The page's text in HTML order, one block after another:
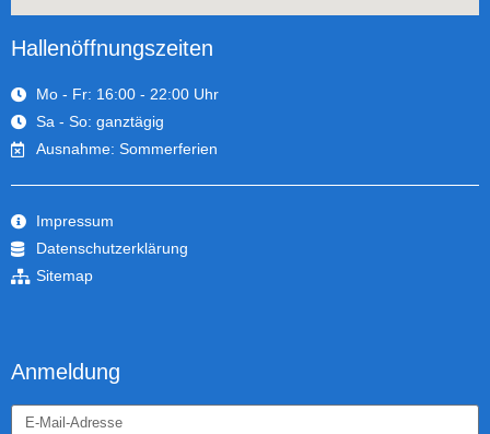
Hallenöffnungszeiten
Mo - Fr: 16:00 - 22:00 Uhr
Sa - So: ganztägig
Ausnahme: Sommerferien
Impressum
Datenschutzerklärung
Sitemap
Anmeldung